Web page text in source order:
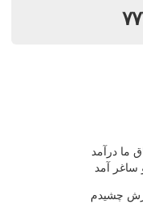
ما درآمد
ساغر آمد
چشیدم